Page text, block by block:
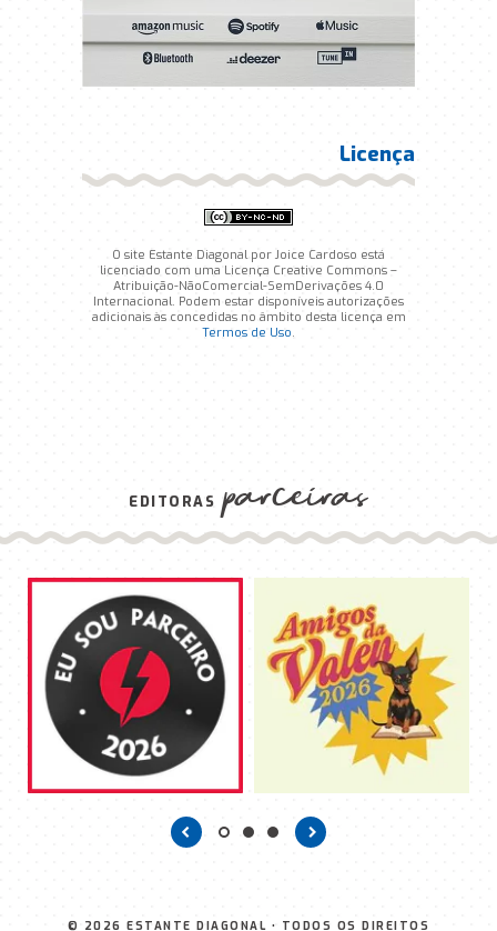
Licença
O site Estante Diagonal por Joice Cardoso está
licenciado com uma Licença Creative Commons –
Atribuição-NãoComercial-SemDerivações 4.0
Internacional. Podem estar disponíveis autorizações
adicionais às concedidas no âmbito desta licença em
Termos de Uso.
EDITORAS parceiras
© 2026ESTANTE DIAGONAL • TODOS OS DIREITOS